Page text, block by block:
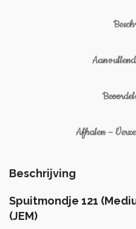
Afhalen –
Beschrijving
Spuitmondje 121
(JEM)